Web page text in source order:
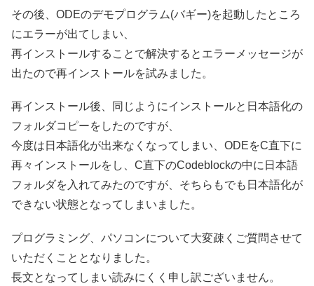
その後、ODEのデモプログラム(バギー)を起動したところ
にエラーが出てしまい、
再インストールすることで解決するとエラーメッセージが
出たので再インストールを試みました。
再インストール後、同じようにインストールと日本語化の
フォルダコピーをしたのですが、
今度は日本語化が出来なくなってしまい、ODEをC直下に
再々インストールをし、C直下のCodeblockの中に日本語
フォルダを入れてみたのですが、そちらもでも日本語化が
できない状態となってしまいました。
プログラミング、パソコンについて大変疎くご質問させて
いただくこととなりました。
長文となってしまい読みにくく申し訳ございません。